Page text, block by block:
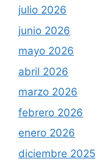
julio 2026
junio 2026
mayo 2026
abril 2026
marzo 2026
febrero 2026
enero 2026
diciembre 2025